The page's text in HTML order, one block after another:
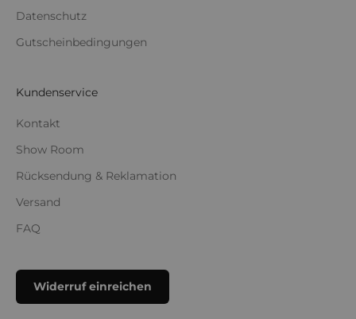
Datenschutz
Gutscheinbedingungen
Kundenservice
Kontakt
Show Room
Rücksendung & Reklamation
Versand
FAQ
Widerruf einreichen